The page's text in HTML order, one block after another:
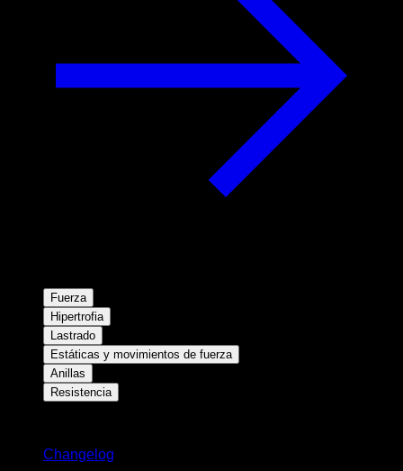
Fuerza
Hipertrofia
Lastrado
Estáticas y movimientos de fuerza
Anillas
Resistencia
Changelog